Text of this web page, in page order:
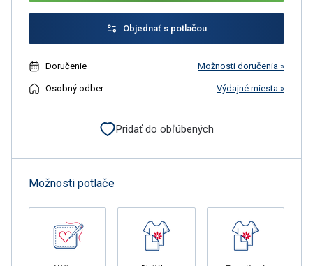
Objednať s potlačou
Doručenie Možnosti doručenia »
Osobný odber Výdajné miesta »
Pridať do obľúbených
Možnosti potlače